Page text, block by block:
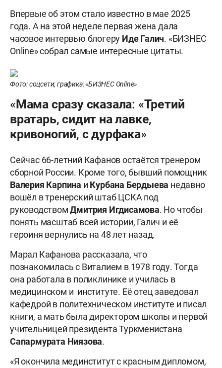
Впервые об этом стало известно в мае 2025
года. А на этой неделе первая жена дала
часовое интервью блогеру Иде Галич. «БИЗНЕС
Online» собрал самые интересные цитаты.
Фото: соцсети; графика: «БИЗНЕС Online»
«Мама сразу сказала: «Третий
вратарь, сидит на лавке,
кривоногий, с дурфака»
Сейчас 66-летний Кафанов остаётся тренером
сборной России. Кроме того, бывший помощник
Валерия Карпина и Курбана Бердыева недавно
вошёл в тренерский штаб ЦСКА под
руководствомДмитрия Игдисамова. Но чтобы
понять масштаб всей истории, Галич и её
героиня вернулись на 48 лет назад.
Марал Кафанова рассказала, что
познакомилась с Виталием в 1978 году. Тогда
она работала в поликлинике и училась в
медицинском и институте. Её отец заведовал
кафедрой в политехническом институте и писал
книги, а мать была директором школы и первой
учительницей президента Туркменистана
Сапармурата Ниязова.
«Я окончила мединститут с красным дипломом,